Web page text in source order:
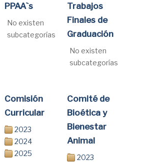
PPAA`s
No existen
subcategorías
Trabajos
Finales de
Graduación
No existen
subcategorías
Comisión
Curricular
2023
2024
2025
Comité de
Bioética y
Bienestar
Animal
2023